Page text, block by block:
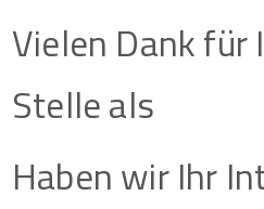
Vielen Dank
Stelle als
Haben wir Ihr